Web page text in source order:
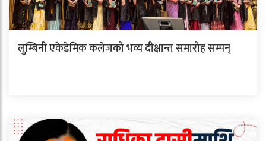
लुम्बिनी एकेडेमिक कलेजको भव्य दीक्षान्त समारोह सम्पन्